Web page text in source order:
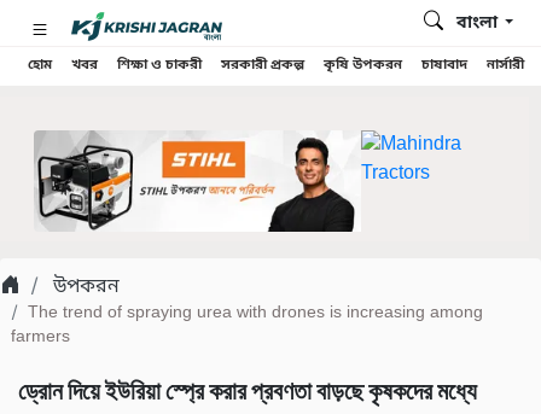
হোম খবর শিক্ষা ও চাকরী সরকারী প্রকল্প কৃষি উপকরন চাষাবাদ নার্সারী
বাংলা
উপকরন
The trend of spraying urea with drones is increasing among
farmers
ড্রোন দিয়ে ইউরিয়া স্প্রে করার প্রবণতা বাড়ছে কৃষকদের মধ্যে